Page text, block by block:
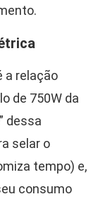
a relação
de 750W da
dessa
selar o
tempo) e,
consumo